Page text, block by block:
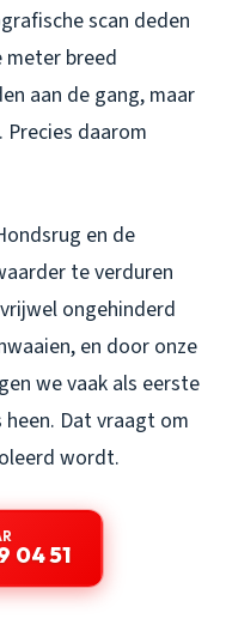
scan deden
meter breed
aan de gang, maar
daarom
en de
te verduren
ongehinderd
en door onze
we vaak als eerste
Dat vraagt om
wordt.
04 51